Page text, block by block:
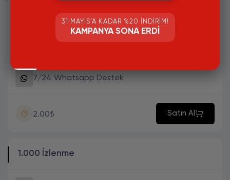
Süper Hızlı Teslimat
Şifreniz Gerekmiyor!
7/24 Whatsapp Destek
2.00₺ Satın Al
1.000 İzlenme
31 MAYIS’A KADAR %20 İNDIRIM!
KAMPANYA SONA ERDI